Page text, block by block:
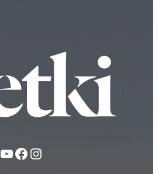
YouTube
FacebookInstagram